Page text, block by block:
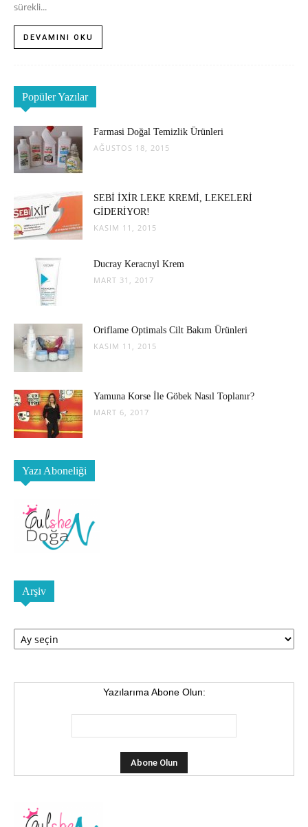
sürekli...
DEVAMINI OKU
Popüler Yazılar
Farmasi Doğal Temizlik Ürünleri
AĞUSTOS 18, 2015
SEBİ İXİR LEKE KREMİ, LEKELERİ
GİDERİYOR!
KASIM 11, 2015
Ducray Keracnyl Krem
MART 31, 2017
Oriflame Optimals Cilt Bakım Ürünleri
KASIM 11, 2015
Yamuna Korse İle Göbek Nasıl Toplanır?
MART 6, 2017
Yazı Aboneliği
Arşiv
Arşiv
Yazılarıma Abone Olun: